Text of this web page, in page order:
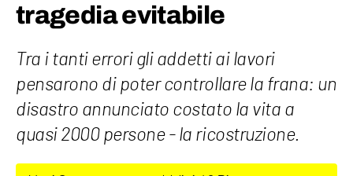
tragedia evitabile
Tra i tanti errori gli addetti ai lavori
pensarono di poter controllare la frana: un
disastro annunciato costato la vita a
quasi 2000 persone - la ricostruzione.